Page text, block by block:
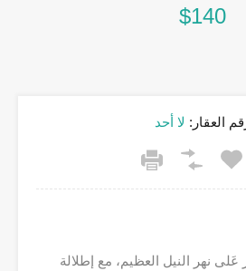
$140
العقار: لا أحد
نهر النيل العظيم، مع إطلالة